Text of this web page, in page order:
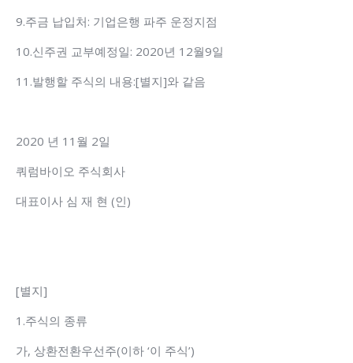
9.주금 납입처: 기업은행 파주 운정지점
10.신주권 교부예정일: 2020년 12월9일
11.발행할 주식의 내용:[별지]와 같음
2020 년 11월 2일
쿼럼바이오 주식회사
대표이사 심 재 현 (인)
[별지]
1.주식의 종류
가, 상환전환우선주(이하 ‘이 주식’)